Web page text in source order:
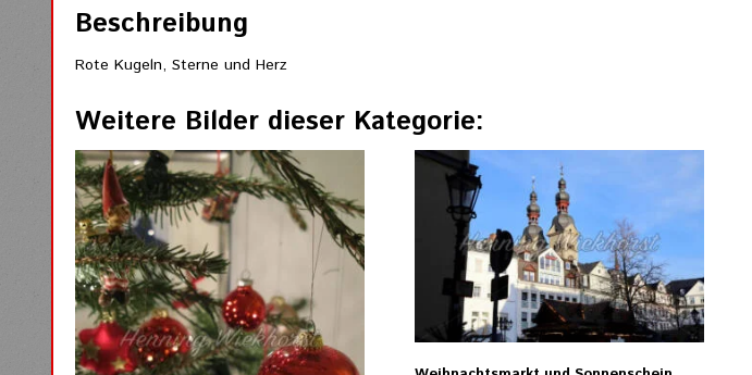
Beschreibung
Rote Kugeln, Sterne und Herz
Weitere Bilder dieser Kategorie: